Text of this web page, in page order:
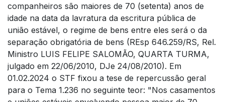
companheiros são maiores de 70 (setenta) anos de
idade na data da lavratura da escritura pública de
união estável, o regime de bens entre eles será o da
separação obrigatória de bens (REsp 646.259/RS, Rel.
Ministro LUIS FELIPE SALOMÃO, QUARTA TURMA,
julgado em 22/06/2010, DJe 24/08/2010). Em
01.02.2024 o STF fixou a tese de repercussão geral
para o Tema 1.236 no seguinte teor: "Nos casamentos